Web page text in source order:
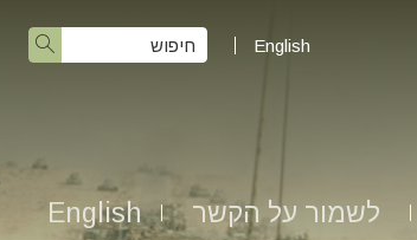
English
לשמור על הקשר English